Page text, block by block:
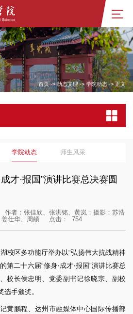
首页->动态文理-> 学院动态->正文
学院动态 师生风采
才·报国”演讲比赛总决赛圆
作者：张佳欣、张洪铭、黄岚；摄影：苏浩
仕华、周頔 点击： 754
校区多功能厅举办以“弘扬伟大抗战精神
第二十六届“修身·成才·报国”演讲比赛总
校长侯忠明、党委副书记徐晓宗、副校
手颁奖。
黄鹏程、达州市融媒体中心国际传播部